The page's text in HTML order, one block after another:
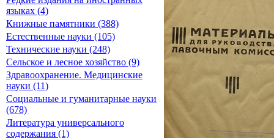
языках (4)
Книжные памятники (388)
Естественные науки (105)
Технические науки (248)
Сельское и лесное хозяйство (9)
Здравоохранение. Медицинские
науки (11)
Социальные и гуманитарные науки
(678)
Литература универсального
содержания (1)